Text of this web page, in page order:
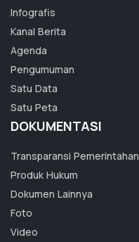
Infografis
Kanal Berita
Agenda
Pengumuman
Satu Data
Satu Peta
DOKUMENTASI
Transparansi Pemerintahan
Produk Hukum
Dokumen Lainnya
Foto
Video